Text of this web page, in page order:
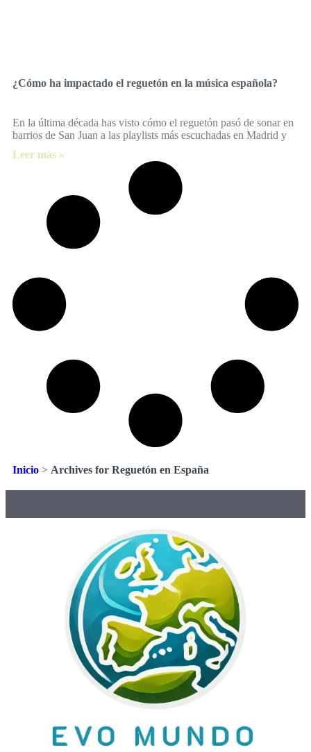
¿Cómo ha impactado el reguetón en la música española?
En la última década has visto cómo el reguetón pasó de sonar en
barrios de San Juan a las playlists más escuchadas en Madrid y
Leer más »
Inicio > Archives for Reguetón en España